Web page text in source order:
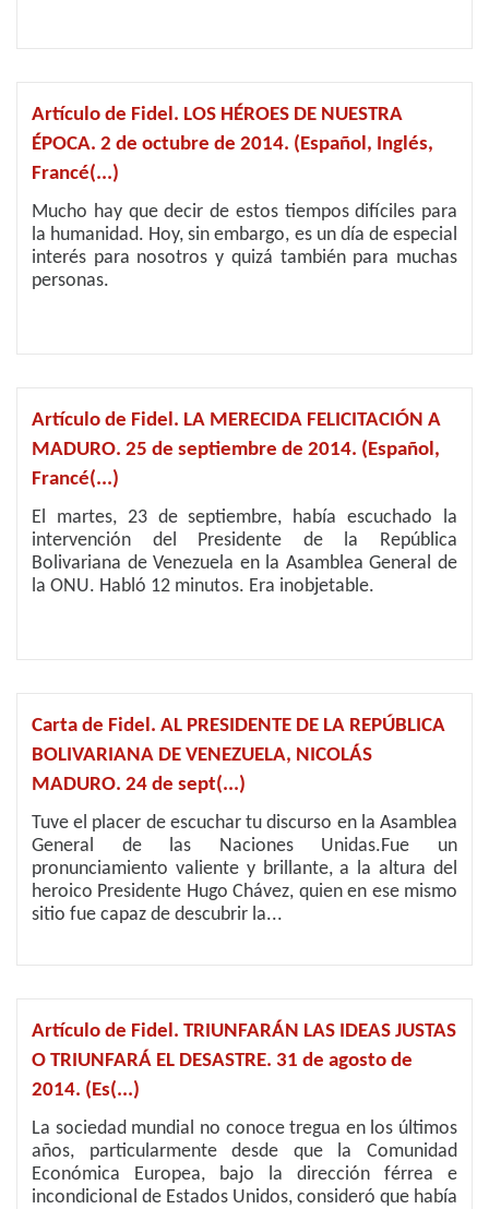
Artículo de Fidel. LOS HÉROES DE NUESTRA
ÉPOCA. 2 de octubre de 2014. (Español, Inglés,
Francé(...)
Mucho hay que decir de estos tiempos difíciles para
la humanidad. Hoy, sin embargo, es un día de especial
interés para nosotros y quizá también para muchas
personas.
Artículo de Fidel. LA MERECIDA FELICITACIÓN A
MADURO. 25 de septiembre de 2014. (Español,
Francé(...)
El martes, 23 de septiembre, había escuchado la
intervención del Presidente de la República
Bolivariana de Venezuela en la Asamblea General de
la ONU. Habló 12 minutos. Era inobjetable.
Carta de Fidel. AL PRESIDENTE DE LA REPÚBLICA
BOLIVARIANA DE VENEZUELA, NICOLÁS
MADURO. 24 de sept(...)
Tuve el placer de escuchar tu discurso en la Asamblea
General de las Naciones Unidas.Fue un
pronunciamiento valiente y brillante, a la altura del
heroico Presidente Hugo Chávez, quien en ese mismo
sitio fue capaz de descubrir la...
Artículo de Fidel. TRIUNFARÁN LAS IDEAS JUSTAS
O TRIUNFARÁ EL DESASTRE. 31 de agosto de
2014. (Es(...)
La sociedad mundial no conoce tregua en los últimos
años, particularmente desde que la Comunidad
Económica Europea, bajo la dirección férrea e
incondicional de Estados Unidos, consideró que había